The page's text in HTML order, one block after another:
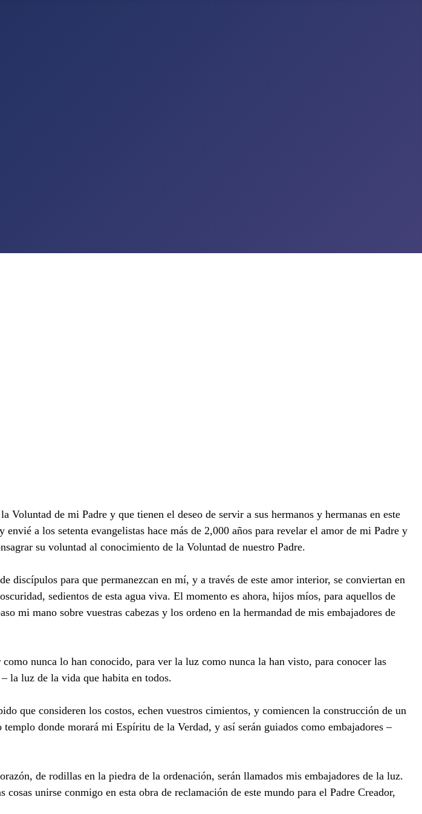
Voluntad de mi Padre y que tienen el deseo de servir a sus hermanos y hermanas en este
a los setenta evangelistas hace más de 2,000 años para revelar el amor de mi Padre y
su voluntad al conocimiento de la Voluntad de nuestro Padre.
discípulos para que permanezcan en mí, y a través de este amor interior, se conviertan en
sedientos de esta agua viva. El momento es ahora, hijos míos, para aquellos de
mi mano sobre vuestras cabezas y los ordeno en la hermandad de mis embajadores de
nunca lo han conocido, para ver la luz como nunca la han visto, para conocer las
la luz de la vida que habita en todos.
que consideren los costos, echen vuestros cimientos, y comiencen la construcción de un
donde morará mi Espíritu de la Verdad, y así serán guiados como embajadores –
de rodillas en la piedra de la ordenación, serán llamados mis embajadores de la luz.
unirse conmigo en esta obra de reclamación de este mundo para el Padre Creador,